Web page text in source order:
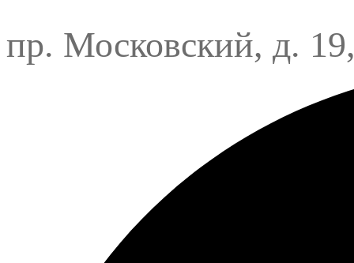
пр. Московский, д.